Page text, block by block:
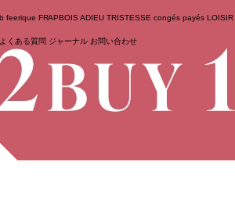
feerique FRAPBOIS ADIEU TRISTESSE congés payés LOISIR
よくある質問 ジャーナル お問い合わせ